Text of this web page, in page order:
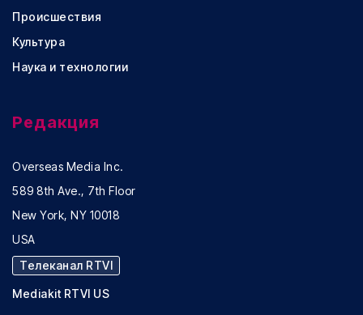
Происшествия
Культура
Наука и технологии
Редакция
Overseas Media Inc.
589 8th Ave., 7th Floor
New York, NY 10018
USA
Телеканал RTVI
Mediakit RTVI US